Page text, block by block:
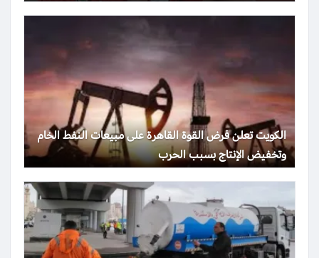
الكويت تعلن فرض القوة القاهرة على مبيعات النفط الخام
وتخفيض الإنتاج بسبب الحرب